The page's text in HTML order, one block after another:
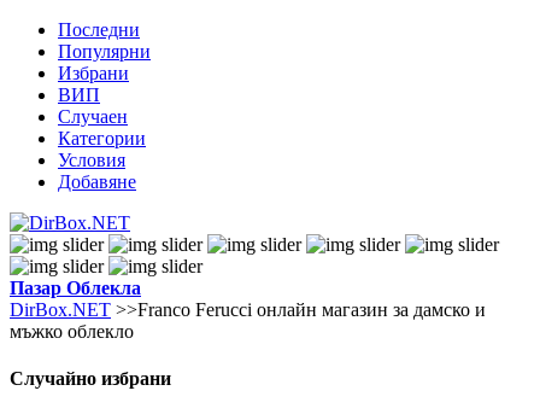
Последни
Популярни
Избрани
ВИП
Случаен
Категории
Условия
Добавяне
Пазар Облекла
DirBox.NET >>Franco Ferucci онлайн магазин за дамско и
мъжко облекло
Случайно избрани